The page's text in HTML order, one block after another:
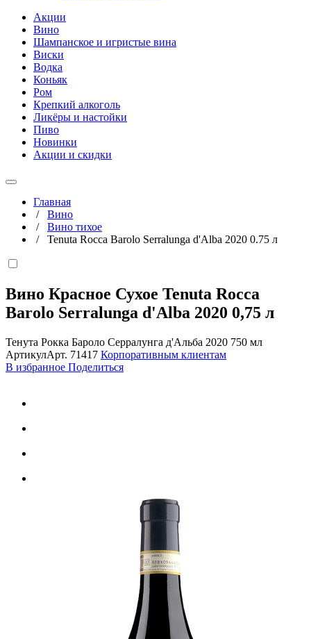
Акции
Вино
Шампанское и игристые вина
Виски
Водка
Коньяк
Ром
Крепкий алкоголь
Ликёры и настойки
Пиво
Новинки
Акции и скидки
Главная
/ Вино
/ Вино тихое
/ Tenuta Rocca Barolo Serralunga d'Alba 2020 0.75 л
Вино Красное Сухое Tenuta Rocca
Barolo Serralunga d'Alba 2020 0,75 л
Тенута Рокка Бароло Серралунга д'Альба 2020 750 мл
АртикулАрт. 71417 Корпоративным клиентам
В избранное Поделиться